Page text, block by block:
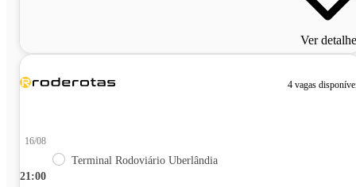
Ver
4 vagas
21:00
16/08
Terminal Rodoviário Uberlândia